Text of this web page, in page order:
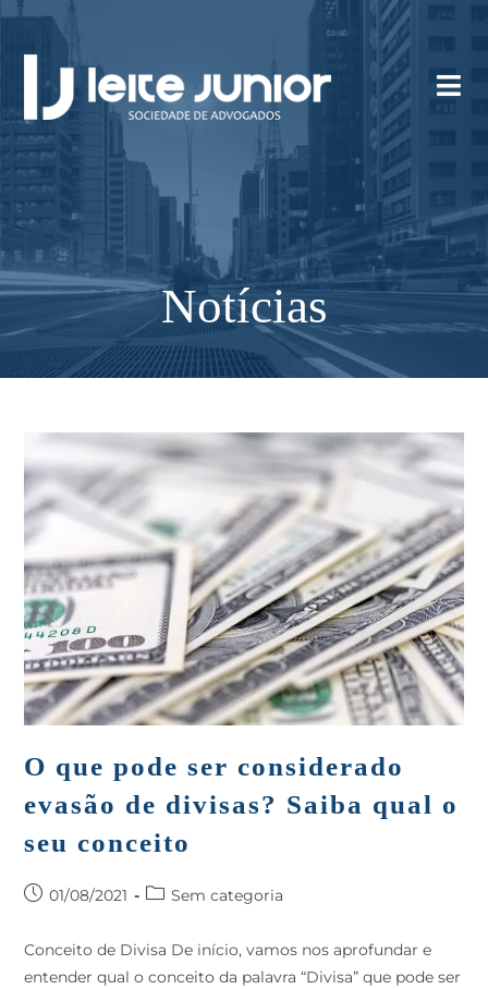
Notícias
O que pode ser considerado
evasão de divisas? Saiba qual o
seu conceito
01/08/2021 Sem categoria
Conceito de Divisa De início, vamos nos aprofundar e
entender qual o conceito da palavra “Divisa” que pode ser